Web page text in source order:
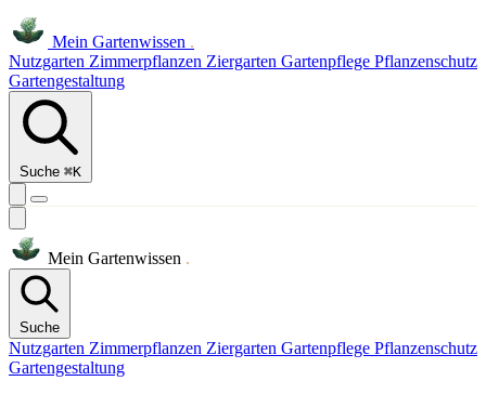
Mein Gartenwissen .
Nutzgarten Zimmerpflanzen Ziergarten Gartenpflege Pflanzenschutz
Gartengestaltung
Suche ⌘K
Mein Gartenwissen .
Suche
Nutzgarten Zimmerpflanzen Ziergarten Gartenpflege Pflanzenschutz
Gartengestaltung